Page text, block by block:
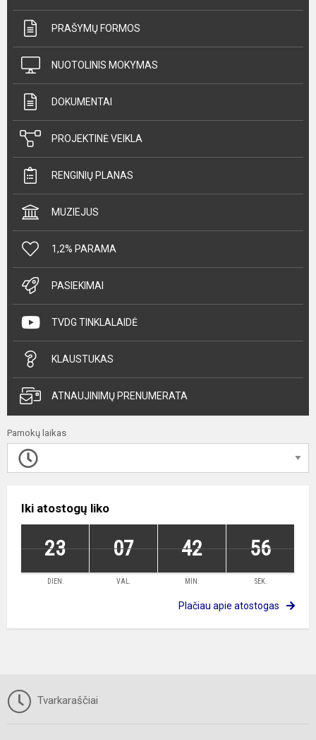
PRAŠYMŲ FORMOS
NUOTOLINIS MOKYMAS
DOKUMENTAI
PROJEKTINĖ VEIKLA
RENGINIŲ PLANAS
MUZIEJUS
1,2% PARAMA
PASIEKIMAI
TVDG TINKLALAIDĖ
KLAUSTUKAS
ATNAUJINIMŲ PRENUMERATA
Pamokų laikas
Iki atostogų liko
23 07 42 55
DIEN. VAL. MIN. SEK.
Plačiau apie atostogas
Tvarkaraščiai